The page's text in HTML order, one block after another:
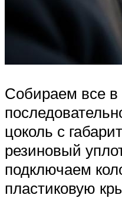
Собираем все в
цоколь с
резиновый
подключаем
пластиковую